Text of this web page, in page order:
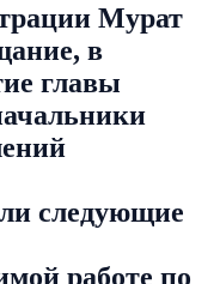
Мурат
в
главы
следующие
работе по